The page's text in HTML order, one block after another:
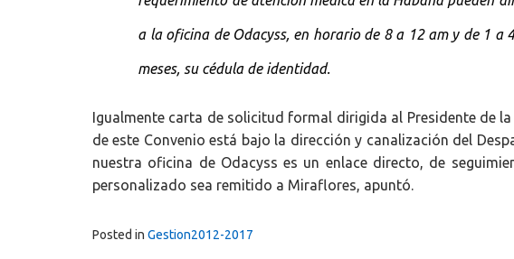
a la oficina de Odacyss, en horario de 8 a 12 am y de 1
meses, su cédula de identidad.
Igualmente carta de solicitud formal dirigida al Presidente de
de este Convenio está bajo la dirección y canalización del
nuestra oficina de Odacyss es un enlace directo, de
personalizado sea remitido a Miraflores, apuntó.
Posted in Gestion2012-2017